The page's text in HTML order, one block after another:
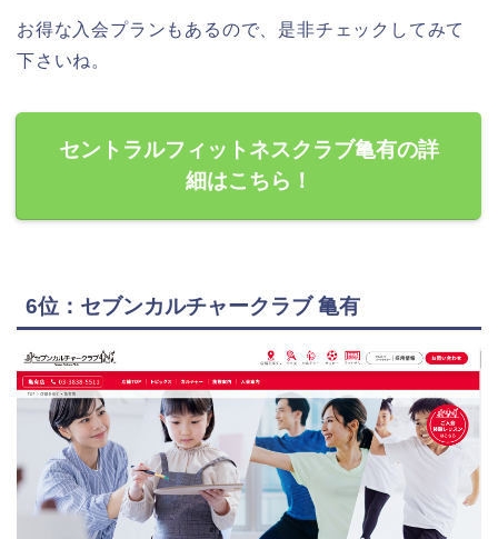
お得な入会プランもあるので、是非チェックしてみて
下さいね。
セントラルフィットネスクラブ亀有の詳
細はこちら！
6位：セブンカルチャークラブ 亀有